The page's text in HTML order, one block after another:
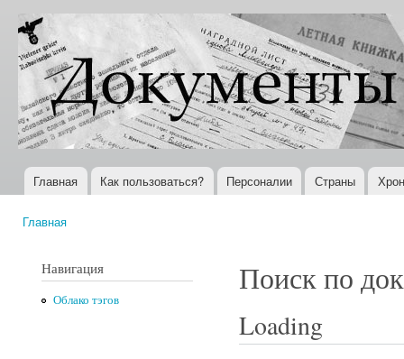
Документы
XX века
Всемирная
история в
Интернете
Главное меню
Главная Как пользоваться? Персоналии Страны
Главная
Навигация
Облако тэгов
Поиск по
Loading